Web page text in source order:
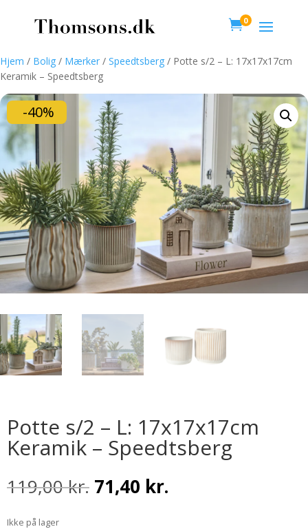
0
Hjem / Bolig / Mærker / Speedtsberg / Potte s/2 – L: 17x17x17cm
Keramik – Speedtsberg
-40%
Potte s/2 – L: 17x17x17cm
Keramik – Speedtsberg
119,00kr. Den
oprindelige
71,40 kr.
Ikke på lager